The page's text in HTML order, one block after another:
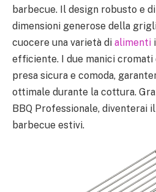
barbecue. Il design robusto e di
dimensioni generose della
cuocere una varietà di alimenti
efficiente. I due manici
presa sicura e comoda,
ottimale durante la cottura.
BBQ Professionale, diventerai
barbecue estivi.